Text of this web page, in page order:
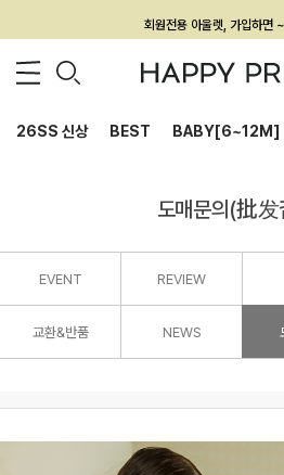
회원전용 아울렛, 가입하면
멤버십 최대 28,000
26SS 신상 BEST BABY[6~12M]
도매문의(批
EVENT REVIEW
교환&반품 NEWS